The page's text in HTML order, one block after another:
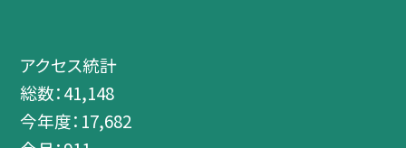
アクセス統計
総数：41,148
今年度： 17,682